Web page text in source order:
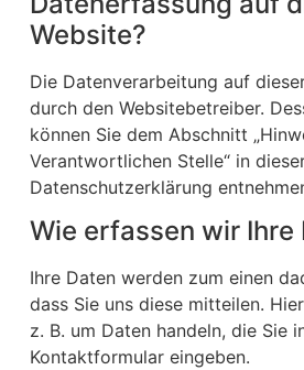
Website?
Die Datenverarbeitung auf
durch den Websitebetreiber.
können Sie dem Abschnitt
Verantwortlichen Stelle“ in
Datenschutzerklärung
Wie erfassen wir Ihre
Ihre Daten werden zum einen
dass Sie uns diese mitteilen.
z. B. um Daten handeln, die Sie
Kontaktformular eingeben.